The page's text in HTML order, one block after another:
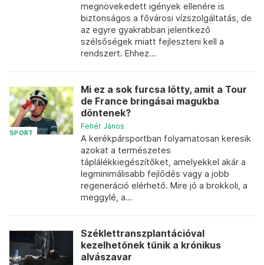
megnövekedett igények ellenére is
biztonságos a fővárosi vízszolgáltatás, de
az egyre gyakrabban jelentkező
szélsőségek miatt fejleszteni kell a
rendszert. Ehhez...
SPORT
Mi ez a sok furcsa lötty, amit a Tour
de France bringásai magukba
döntenek?
Fehér János
A kerékpársportban folyamatosan keresik
azokat a természetes
táplálékkiegészítőket, amelyekkel akár a
legminimálisabb fejlődés vagy a jobb
regeneráció elérhető. Mire jó a brokkoli, a
meggylé, a...
Széklettranszplantációval
kezelhetőnek tűnik a krónikus
alvászavar